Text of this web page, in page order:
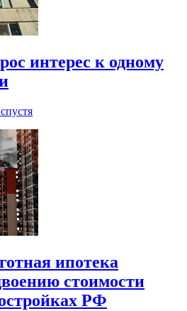
интерес к одному
ипотека
стоимости
РФ